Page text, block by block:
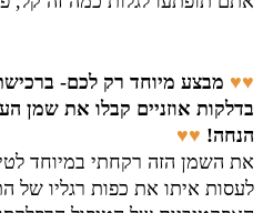
♥♥ מבצע מיוחד רק לכם-
הנחה! ♥♥
את השמן הזה רקחתי במיוחד
לעסות איתו את כפות רגליו של